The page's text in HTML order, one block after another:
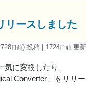
リースしました
日前) 投稿 | 1724日前 更新
に変換したり、
Converter」をリリー